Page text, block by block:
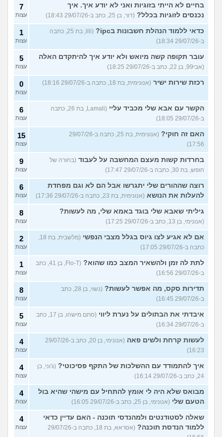
בחיים לא הייתי בזוגיות ואני לא יודע איך. איך
נכנסים לזוגיות בכלל? (דור, בן 25, כתב ב-29/07/26 18:43)
7
עצות
כדאי ללמוד הנהלת חשבונות בipc?
(lili, בת 25, כתבה
ב-29/07/26 18:34)
1
עצות
עובר תקופה קשה מיואש ולא יודע איך להיתקדם האלה
(אבי99, בן 22, כתב ב-29/07/26 18:25)
5
עצות
רכזת שירות ישיר (אנונימית, בת 18, כתבה ב-29/07/26 18:16) 0
עצות
הקשר עם אבא שלי מכביד עליי
(Lamali, בת 26, כתבה
ב-29/07/26 18:05)
6
עצות
האם זה חוקי?
(אנונימית, בת 25, כתבה ב-29/07/26
17:56)
15
עצות
בחרדות קשות מעצם המחשבה על לעבוד (בחורה של
חופש, בת 30, כתבה ב-29/07/26 17:47)
9
עצות
רוצה שההורים שלי יתגרשו אבל הם לא וגם מפחדת
להעלות את הנושא (אנונימית, בת 23, כתבה ב-29/07/26 17:36)
6
עצות
גיליתי שאבא שלי בוגד באמא שלי, מה לעשות?
(אנונימי, בן 13, כתב ב-29/07/26 17:25)
8
עצות
אם לא אגיע לצו גיוס בגלל מצבי הנפשי
(מלשבית, בת 18,
כתבה ב-29/07/26 17:05)
2
עצות
לתת לה זמן ולהשאיר המצב כמו שהוא?
(Flo-T, בן 41, כתב
ב-29/07/26 16:56)
1
עצות
תדירות סקס, מה אפשר לעשות?
(נשוי, בן 28, כתב
ב-29/07/26 16:45)
8
עצות
איבדתי את הבתולים על נערת ליווי
(סתם מישהו, בן 17, כתב
ב-29/07/26 16:34)
5
עצות
לעשות קרחת ולשים פאה
(אנונימי, בן 20, כתב ב-29/07/26
16:23)
4
עצות
איך להתמודד עם ההשלכות של התקף פסיכוטי? (ג'וני, בן
24, כתב ב-29/07/26 16:14)
4
עצות
מבואס שלא היה לי אומץ להתחיל עם מישהי שהיא בול
הטעם שלי (אנונימי, בן 25, כתב ב-29/07/26 16:05)
4
עצות
שאלה לסטודנטים ולמהנדסי תוכנה - האם עדיין כדאי
ללמוד הנדסת תוכנה?
(אסראא, בת 18, כתבה ב-29/07/26
4
עצות